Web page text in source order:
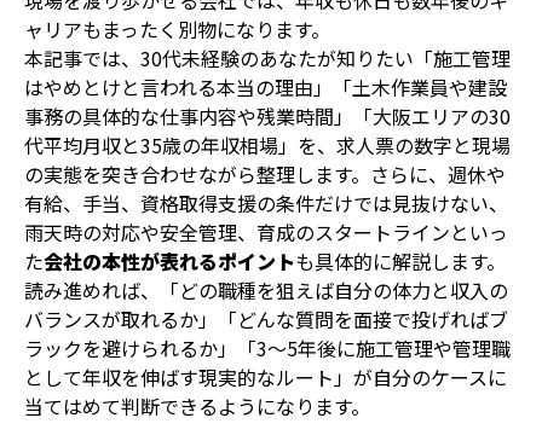
ャリアもまったく別物になります。
本記事では、30代未経験のあなたが知りたい「施工管理
はやめとけと言われる本当の理由」「土木作業員や建設
事務の具体的な仕事内容や残業時間」「大阪エリアの30
代平均月収と35歳の年収相場」を、求人票の数字と現場
の実態を突き合わせながら整理します。さらに、週休や
有給、手当、資格取得支援の条件だけでは見抜けない、
雨天時の対応や安全管理、育成のスタートラインといっ
た会社の本性が表れるポイントも具体的に解説します。
読み進めれば、「どの職種を狙えば自分の体力と収入の
バランスが取れるか」「どんな質問を面接で投げればブ
ラックを避けられるか」「3〜5年後に施工管理や管理職
として年収を伸ばす現実的なルート」が自分のケースに
当てはめて判断できるようになります。